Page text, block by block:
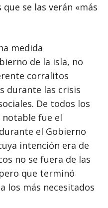
se las verán «más
medida
de la isla, no
corralitos
durante las crisis
De todos los
fue el
el Gobierno
intención era de
no se fuera de las
que terminó
los más necesitados